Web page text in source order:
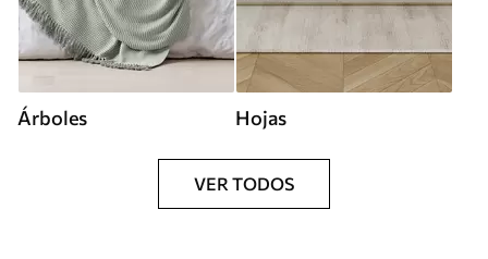
Árboles Hojas
VER TODOS